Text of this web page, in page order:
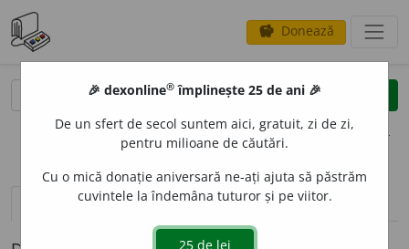
savings Donează
clear
opțiuni
definiții (1) pronunțievolume_up (24)
🎉 dexonline® împlinește 25 de ani 🎉
De un sfert de secol suntem aici, gratuit, zi de zi,
pentru milioane de căutări.
Cu o mică donație aniversară ne-ați ajuta să păstrăm
cuvintele la îndemâna tuturor și pe viitor.